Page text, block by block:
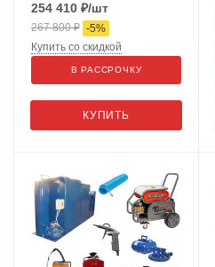
254 410 ₽/шт
267 800₽ -5%
КУПИТЬ
Купить со скидкой
В РАССРОЧКУ